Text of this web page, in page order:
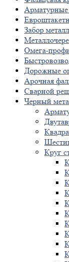
Арматурные
Забор
Омега-
Дорожные
Арочная
Сварной
Черный
Круг